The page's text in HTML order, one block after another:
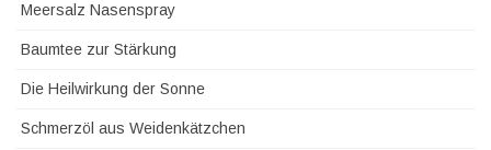
Meersalz Nasenspray
Baumtee zur Stärkung
Die Heilwirkung der Sonne
Schmerzöl aus Weidenkätzchen